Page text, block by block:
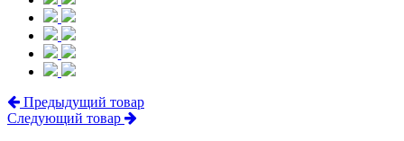
Предыдущий товар
Следующий товар